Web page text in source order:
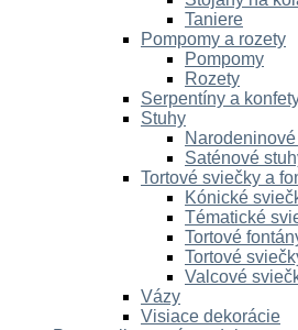
Taniere
Pompomy a rozety
Pompomy
Rozety
Serpentíny a
Stuhy
Saténové
Tortové sviečky a
Kónické
Tématické
Tortové
Tortové
Valcové
Vázy
Visiace dekorácie